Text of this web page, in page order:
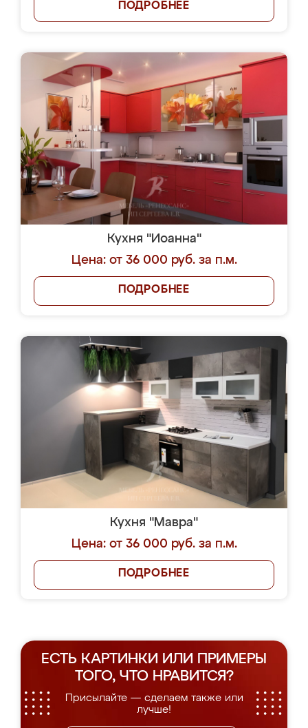
ПОДРОБНЕЕ
Кухня "Иоанна"
Цена: от 36 000 руб. за п.м.
ПОДРОБНЕЕ
Кухня "Мавра"
Цена: от 36 000 руб. за п.м.
ПОДРОБНЕЕ
ЕСТЬ КАРТИНКИ ИЛИ ПРИМЕРЫ
ТОГО, ЧТО НРАВИТСЯ?
Присылайте — сделаем также или
лучше!